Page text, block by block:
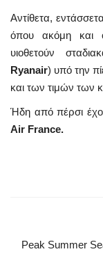
Αντίθετα,
όπου ακόμη και
υιοθετούν
Ryanair) υπό την
και των τιμών των
Ήδη από πέρσι
Air France.
Peak Summer